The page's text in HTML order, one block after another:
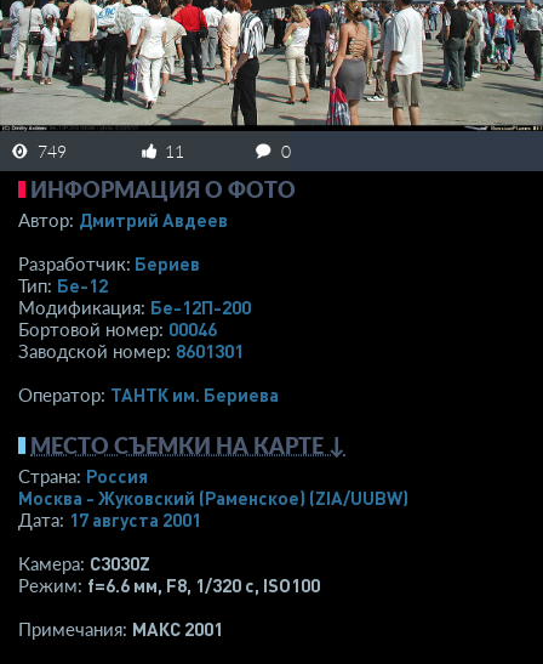
ЗАРЕГИСТРИРОВАТЬСЯ
749 11 0
ИНФОРМАЦИЯ О ФОТО
Автор: Дмитрий Авдеев
Разработчик: Бериев
Тип: Бе-12
Модификация: Бе-12П-200
Бортовой номер: 00046
Заводской номер: 8601301
Оператор: ТАНТК им. Бериева
МЕСТО СЪЕМКИ НА КАРТЕ ↓
Страна: Россия
Москва - Жуковский (Раменское) (ZIA/UUBW)
Дата: 17 августа 2001
Камера: C3030Z
Режим: f=6.6 мм, F8, 1/320 с, ISO100
Примечания: МАКС 2001